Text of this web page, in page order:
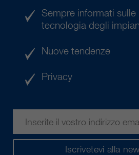
Iscrivetevi alla
Sempre informati
tecnologia degli
Nuove tendenze
Privacy